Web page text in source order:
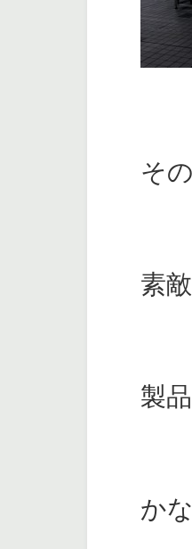
そ
素
製
か